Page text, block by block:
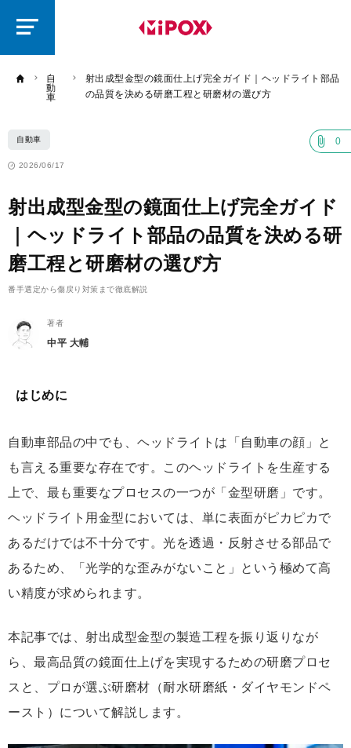
自
動
車
射出成型金型の鏡面仕上げ完全ガイド｜ヘッドライト部品
の品質を決める研磨工程と研磨材の選び方
自動車 0
2026/06/17
射出成型金型の鏡面仕上げ完全ガイド
｜ヘッドライト部品の品質を決める研
磨工程と研磨材の選び方
番手選定から傷戻り対策まで徹底解説
著者
中平 大輔
はじめに
自動車部品の中でも、ヘッドライトは「自動車の顔」と
も言える重要な存在です。このヘッドライトを生産する
上で、最も重要なプロセスの一つが「金型研磨」です。
ヘッドライト用金型においては、単に表面がピカピカで
あるだけでは不十分です。光を透過・反射させる部品で
あるため、「光学的な歪みがないこと」という極めて高
い精度が求められます。
本記事では、射出成型金型の製造工程を振り返りなが
ら、最高品質の鏡面仕上げを実現するための研磨プロセ
スと、プロが選ぶ研磨材（耐水研磨紙・ダイヤモンドペ
ースト）について解説します。